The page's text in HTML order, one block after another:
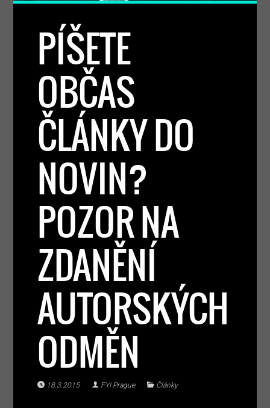
PÍŠETE
OBČAS
ČLÁNKY DO
NOVIN?
POZOR NA
ZDANĚNÍ
AUTORSKÝCH
ODMĚN
18.3.2015 FYI Prague Články